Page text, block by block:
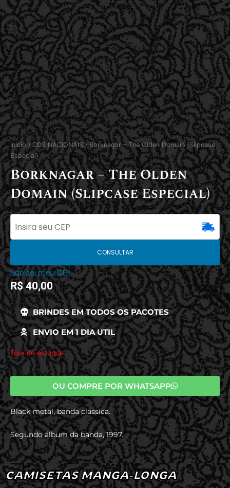
Início /CDS NACIONAIS / Borknagar – The Olden Domain (Slipcase
Especial)
Borknagar – The Olden
Domain (Slipcase Especial)
CONSULTAR
Não sei meu CEP
R$40,00
BRINDES EM TODOS OS PACOTES
ENVIO EM 1 DIA UTIL
Fora de estoque
OU COMPRE POR WHATSAPP
Black metal, banda classica.
Segundo álbum da banda, 1997.
CAMISETAS MANGA-LONGA